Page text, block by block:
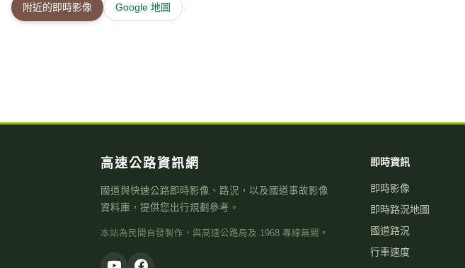
附近的即時影像 Google 地圖
高速公路資訊網
國道與快速公路即時影像、路況，以及國道事故影像
資料庫，提供您出行規劃參考。
本站為民間自發製作，與高速公路局及 1968 專線無關。
即時資訊
即時影像
即時路況地圖
國道路況
行車速度